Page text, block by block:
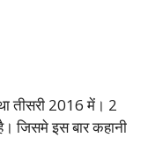
तीसरी 2016 में। 2
जिसमे इस बार कहानी